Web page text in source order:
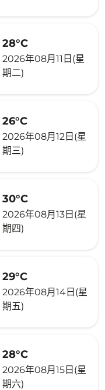
28°C
2026年08月11日(星
期二)
26°C
2026年08月12日(星
期三)
30°C
2026年08月13日(星
期四)
29°C
2026年08月14日(星
期五)
28°C
2026年08月15日(星
期六)